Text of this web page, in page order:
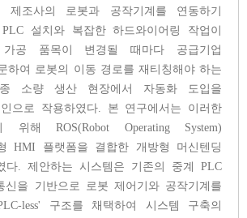
조사의 로봇과 공작기계를 연동하기
설치와 복잡한 하드와이어링 작업이
가공 품목이 변경될 때마다 공급기업
하여 로봇의 이동 경로를 재티칭해야 하는
종 소량 생산 현장에서 자동화 도입을
으로 작용하였다. 본 연구에서는 이러한
위해 ROS(Robot Operating System)
HMI 플랫폼을 결합한 개방형 머신텐딩
다. 제안하는 시스템은 기존의 중계 PLC
신을 기반으로 로봇 제어기와 공작기계를
less' 구조를 채택하여 시스템 구축의